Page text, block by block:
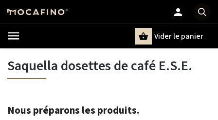
Chercher
Vider le panier
Saquella dosettes de café E.S.E.
Nous préparons les produits.